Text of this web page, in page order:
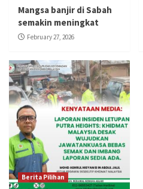
Mangsa banjir di Sabah
semakin meningkat
February 27, 2026
Berita Pilihan